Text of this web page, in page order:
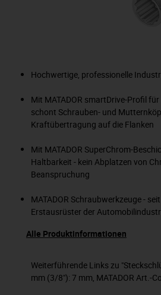
Hochwertige, professionelle
Mit MATADOR smartDrive-Profil
schont Schrauben- und
Kraftübertragung auf die Flanken
Mit MATADOR SuperChrom-
Haltbarkeit - kein Abplatzen von
Beanspruchung
MATADOR Schraubwerkzeuge -
Erstausrüster der
Alle Produktinformationen
Weiterführende Links zu
mm (3/8"): 7 mm, MATADOR Art.-